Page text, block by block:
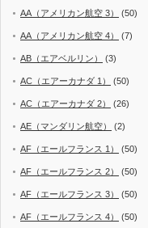
AA（アメリカン航空 3） (50)
AA（アメリカン航空 4） (7)
AB（エアベルリン） (3)
AC（エアーカナダ 1） (50)
AC（エアーカナダ 2） (26)
AE（マンダリン航空） (2)
AF（エールフランス 1） (50)
AF（エールフランス 2） (50)
AF（エールフランス 3） (50)
AF（エールフランス 4） (50)